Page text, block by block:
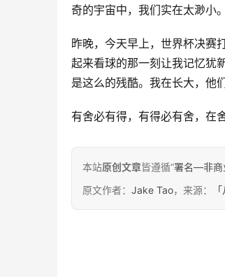
奇的宇宙中，我们实在太渺小
昨晚，今天早上，世界杯决赛
起来看球的那一刻让我记忆犹
是这么的残酷。我在长大，他
有舍必有得，有得必有舍，在
本站原创文章皆遵循“署名—非商
原文作者： Jake Tao，来源：